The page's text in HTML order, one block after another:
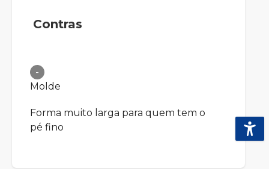
Contras
-
Molde
Forma muito larga para quem tem o
pé fino